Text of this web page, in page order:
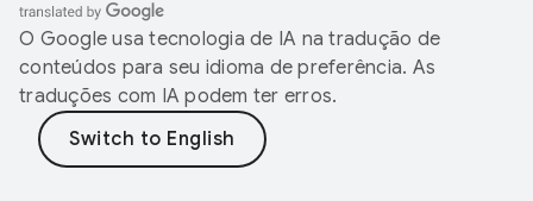
O Google usa tecnologia de IA na tradução de
conteúdos para seu idioma de preferência. As
traduções com IA podem ter erros.